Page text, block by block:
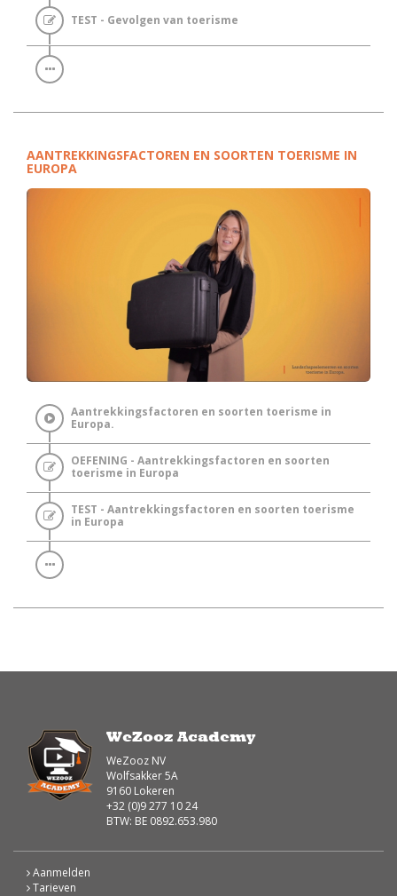
TEST - Gevolgen van toerisme
AANTREKKINGSFACTOREN EN SOORTEN TOERISME IN
EUROPA
Aantrekkingsfactoren en soorten toerisme in
Europa.
OEFENING - Aantrekkingsfactoren en soorten
toerisme in Europa
TEST - Aantrekkingsfactoren en soorten toerisme
in Europa
WeZooz Academy
WeZooz NV
Wolfsakker 5A
9160 Lokeren
+32 (0)9 277 10 24
BTW: BE 0892.653.980
Aanmelden
Tarieven